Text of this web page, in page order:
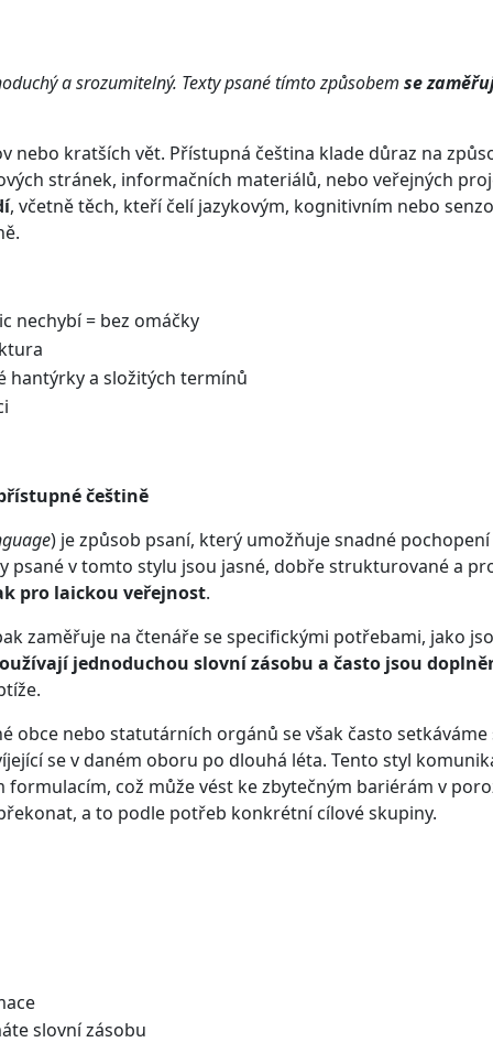
a srozumitelný. Texty psané tímto způsobem se
nebo kratších vět. Přístupná čeština klade důraz na
stránek, informačních materiálů, nebo veřejných
, včetně těch, kteří čelí jazykovým, kognitivním nebo
nechybí = bez omáčky
hantýrky a složitých termínů
češtině
) je způsob psaní, který umožňuje snadné
psané v tomto stylu jsou jasné, dobře strukturované a
pro laickou veřejnost.
zaměřuje na čtenáře se specifickými potřebami, jako
jednoduchou slovní zásobu a často jsou
obce nebo statutárních orgánů se však často
se v daném oboru po dlouhá léta. Tento styl
což může vést ke zbytečným bariérám v
a to podle potřeb konkrétní cílové skupiny.
slovní zásobu